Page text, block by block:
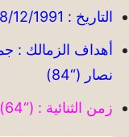
التاريخ : 08/12/1991
أهداف الزمالك :
نصار (“84)
زمن الثنائية : (“64) دقيقة